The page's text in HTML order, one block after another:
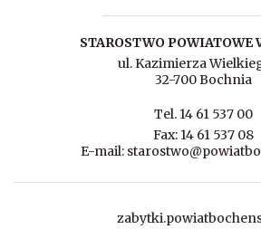
STAROSTWO POWIATOWE
ul. Kazimierza
32-700 Bochnia
Tel. 14 61 537 00
Fax: 14 61 537 08
E-mail: